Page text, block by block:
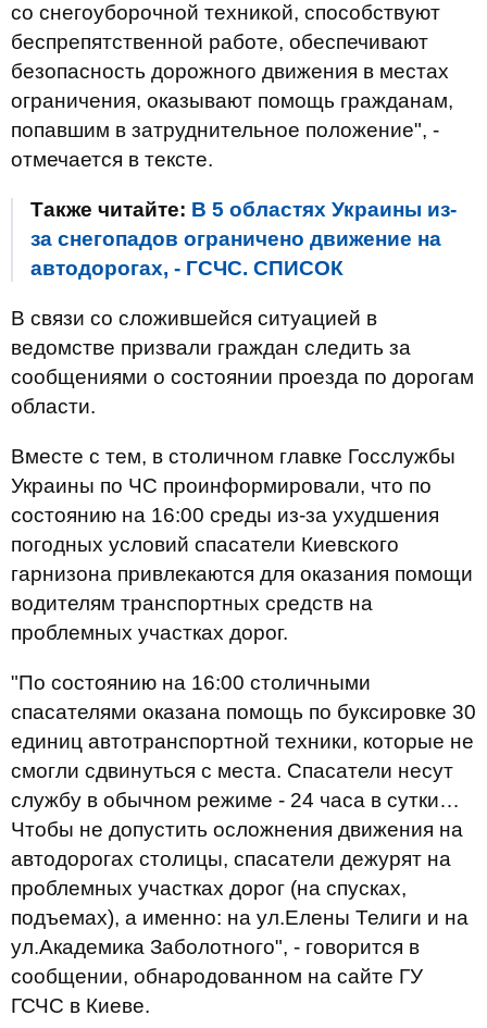
со снегоуборочной техникой, способствуют
беспрепятственной работе, обеспечивают
безопасность дорожного движения в местах
ограничения, оказывают помощь гражданам,
попавшим в затруднительное положение", -
отмечается в тексте.
Также читайте: В 5 областях Украины из-
за снегопадов ограничено движение на
автодорогах, - ГСЧС. СПИСОК
В связи со сложившейся ситуацией в
ведомстве призвали граждан следить за
сообщениями о состоянии проезда по дорогам
области.
Вместе с тем, в столичном главке Госслужбы
Украины по ЧС проинформировали, что по
состоянию на 16:00 среды из-за ухудшения
погодных условий спасатели Киевского
гарнизона привлекаются для оказания помощи
водителям транспортных средств на
проблемных участках дорог.
"По состоянию на 16:00 столичными
спасателями оказана помощь по буксировке 30
единиц автотранспортной техники, которые не
смогли сдвинуться с места. Спасатели несут
службу в обычном режиме - 24 часа в сутки…
Чтобы не допустить осложнения движения на
автодорогах столицы, спасатели дежурят на
проблемных участках дорог (на спусках,
подъемах), а именно: на ул.Елены Телиги и на
ул.Академика Заболотного", - говорится в
сообщении, обнародованном на сайте ГУ
ГСЧС в Киеве.